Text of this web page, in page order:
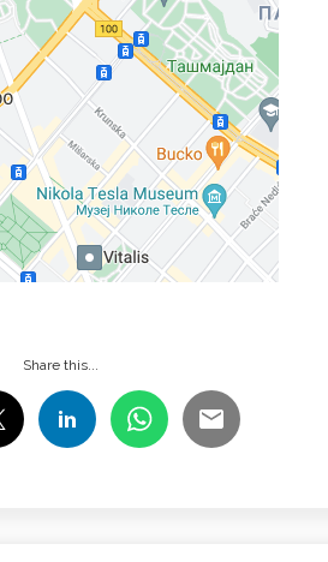
Share this...